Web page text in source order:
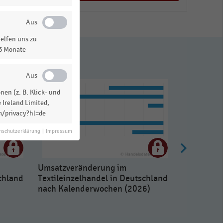
Umsatzveränderung im
Textileinzelhandel in Deutschland
nach Kalenderwochen (2026)
uns zu
Monate
(z. B. Klick- und
Ireland Limited,
privacy?hl=de
Impressum